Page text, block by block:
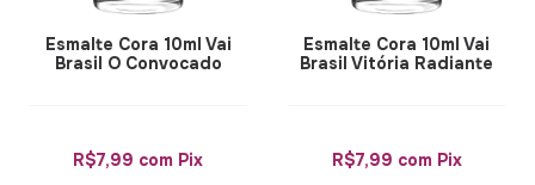
Esmalte Cora 10ml Vai
Brasil O Convocado
R$7,99 com Pix
Esmalte Cora 10ml Vai
Brasil Vitória Radiante
R$7,99 com Pix